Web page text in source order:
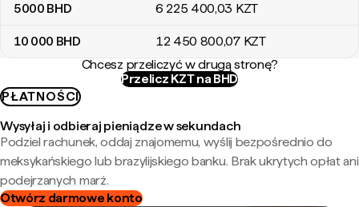
5000 BHD 6 225 400,03 KZT
10 000 BHD 12 450 800,07 KZT
Chcesz przeliczyć w drugą stronę?
Przelicz KZT na BHD
PŁATNOŚCI
Wysyłaj i odbieraj pieniądze w sekundach
Podziel rachunek, oddaj znajomemu, wyślij bezpośrednio do
meksykańskiego lub brazylijskiego banku. Brak ukrytych opłat ani
podejrzanych marż.
Otwórz darmowe konto